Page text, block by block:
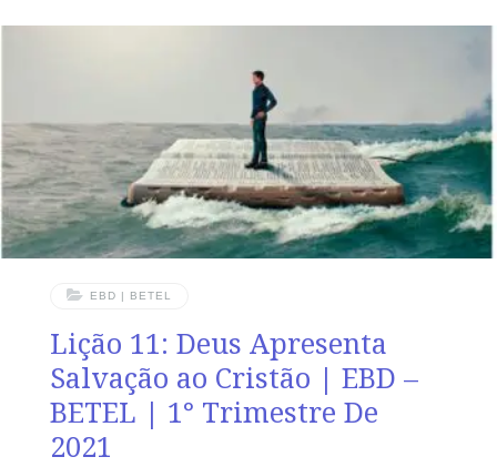
num livro.” Ester 9.32 VERDADE APLICADA Somente
confiando no Senhor podemos superar todas as
afrontas que nos advêm do diabo. TEXTOS DE
REFERÊNCIAESTER 9
EBD | BETEL
Lição 11: Deus Apresenta
Salvação ao Cristão | EBD –
BETEL | 1° Trimestre De
2021